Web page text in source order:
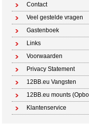
Contact
Veel gestelde vragen
Gastenboek
Links
Voorwaarden
Privacy Statement
12BB.eu Vangsten
12BB.eu mounts
Klantenservice